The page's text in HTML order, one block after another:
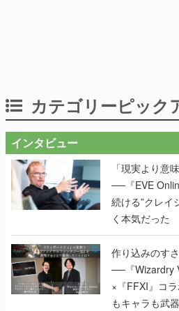
カテゴリーピック
インタビュー
「現実より意
──『EVE
続ける”クレイ
く本気だった
作り込みのす
──『Wizardry
×『FFXI』コ
もキャラも武